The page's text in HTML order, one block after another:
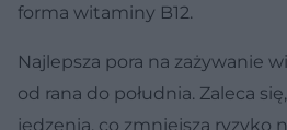
forma witaminy B12.
Najlepsza pora na zażywanie
od rana do południa. Zaleca
jedzenia, co zmniejsza ryzyko